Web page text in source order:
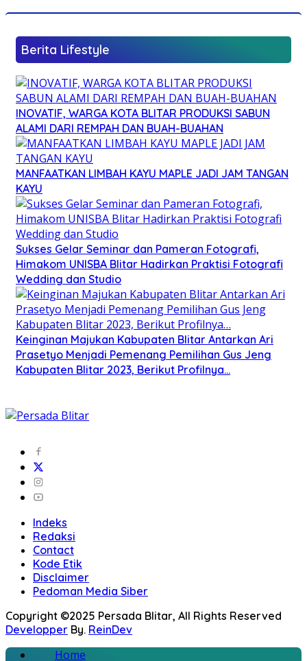
Berita Lifestyle
INOVATIF, WARGA KOTA BLITAR PRODUKSI SABUN
ALAMI DARI REMPAH DAN BUAH-BUAHAN
MANFAATKAN LIMBAH KAYU MAPLE JADI JAM TANGAN
KAYU
Sukses Gelar Seminar dan Pameran Fotografi,
Himakom UNISBA Blitar Hadirkan Praktisi Fotografi
Wedding dan Studio
Keinginan Majukan Kabupaten Blitar Antarkan Ari
Prasetyo Menjadi Pemenang Pemilihan Gus Jeng
Kabupaten Blitar 2023, Berikut Profilnya…
Indeks
Redaksi
Contact
Kode Etik
Disclaimer
Pedoman Media Siber
Copyright ©2025 Persada Blitar, All Rights Reserved
Developper By. ReinDev
Home